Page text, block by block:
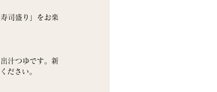
司盛り」をお楽
汁つゆです。新
ださい。